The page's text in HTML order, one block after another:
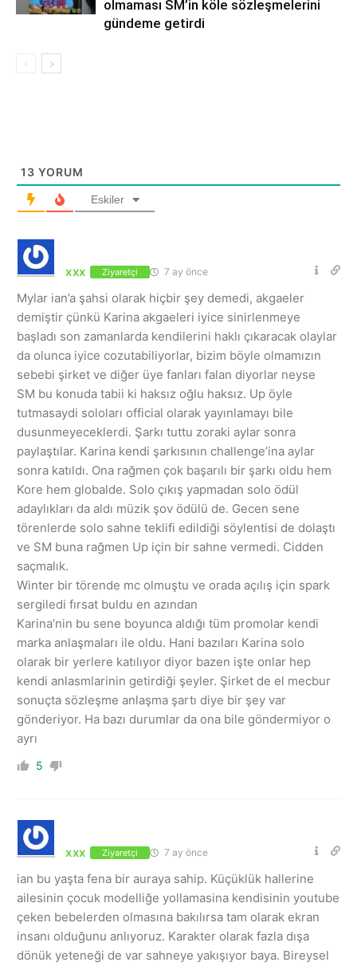
olmaması SM’in köle sözleşmelerini
gündeme getirdi
13 YORUM
Eskiler
xxx Ziyaretçi 7 ay önce
Mylar ian’a şahsi olarak hiçbir şey demedi, akgaeler
demiştir çünkü Karina akgaeleri iyice sinirlenmeye
başladı son zamanlarda kendilerini haklı çıkaracak olaylar
da olunca iyice cozutabiliyorlar, bizim böyle olmamızın
sebebi şirket ve diğer üye fanları falan diyorlar neyse
SM bu konuda tabii ki haksız oğlu haksız. Up öyle
tutmasaydi soloları official olarak yayınlamayı bile
dusunmeyeceklerdi. Şarkı tuttu zoraki aylar sonra
paylaştılar. Karina kendi şarkısının challenge’ina aylar
sonra katıldı. Ona rağmen çok başarılı bir şarkı oldu hem
Kore hem globalde. Solo çıkış yapmadan solo ödül
adaylıkları da aldı müzik şov ödülü de. Gecen sene
törenlerde solo sahne teklifi edildiği söylentisi de dolaştı
ve SM buna rağmen Up için bir sahne vermedi. Cidden
saçmalık.
Winter bir törende mc olmuştu ve orada açılış için spark
sergiledi fırsat buldu en azından
Karina’nin bu sene boyunca aldığı tüm promolar kendi
marka anlaşmaları ile oldu. Hani bazıları Karina solo
olarak bir yerlere katılıyor diyor bazen işte onlar hep
kendi anlasmlarinin getirdiği şeyler. Şirket de el mecbur
sonuçta sözleşme anlaşma şartı diye bir şey var
gönderiyor. Ha bazı durumlar da ona bile göndermiyor o
ayrı
5
xxx Ziyaretçi 7 ay önce
ian bu yaşta fena bir auraya sahip. Küçüklük hallerine
ailesinin çocuk modelliğe yollamasina kendisinin youtube
çeken bebelerden olmasına bakılırsa tam olarak ekran
insanı olduğunu anlıyoruz. Karakter olarak fazla dışa
dönük yeteneği de var sahneye yakışıyor baya. Bireysel